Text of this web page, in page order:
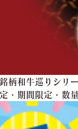
銘柄和牛巡りシ
・期間限定・数